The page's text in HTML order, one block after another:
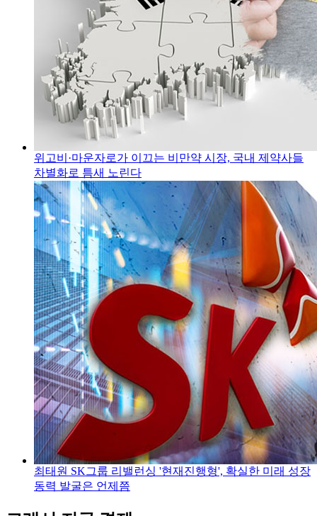
위고비·마운자로가 이끄는 비만약 시장, 국내 제약사들
차별화로 틈새 노린다
최태원 SK그룹 리밸런싱 '현재진행형', 확실한 미래 성장
동력 발굴은 언제쯤